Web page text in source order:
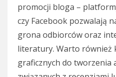
promocji bloga –
czy Facebook pozwalają
grona odbiorców oraz
literatury. Warto również
graficznych do tworzenia